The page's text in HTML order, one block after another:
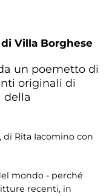
Villa Borghese
un poemetto di
originali di
della
di Rita Iacomino con
mondo - perché
recenti, in